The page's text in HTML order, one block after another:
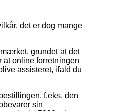
det er dog mange
grundet at det
at online forretningen
assisteret, ifald du
f.eks. den
sin